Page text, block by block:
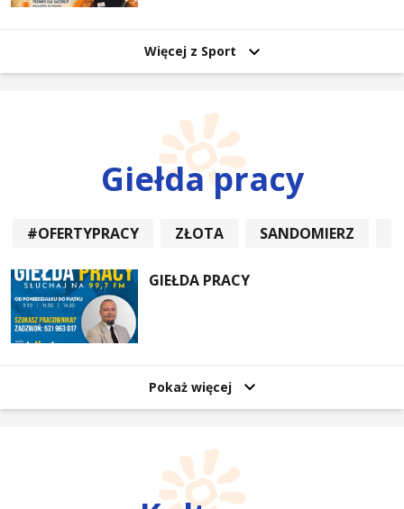
Więcej z Sport
Giełda pracy
#OFERTYPRACY ZŁOTA SANDOMIERZ
GIEŁDA PRACY
Pokaż więcej